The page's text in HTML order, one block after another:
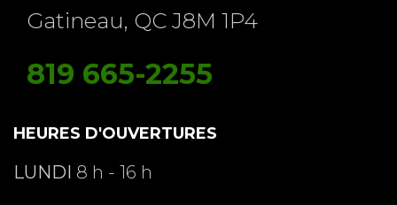
Gatineau, QC J8M 1P4
819 665-2255
HEURES D'OUVERTURES
LUNDI 8 h - 16 h